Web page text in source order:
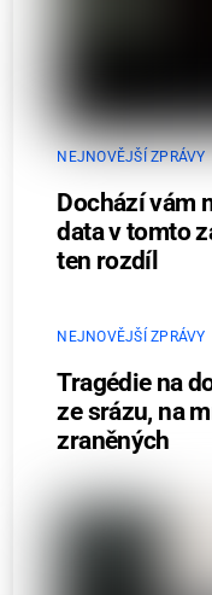
NEJNOVĚJŠÍ ZPRÁVY
Dochází vám
data v tomto
ten rozdíl
NEJNOVĚJŠÍ ZPRÁVY
Tragédie na
ze srázu, na
zraněných